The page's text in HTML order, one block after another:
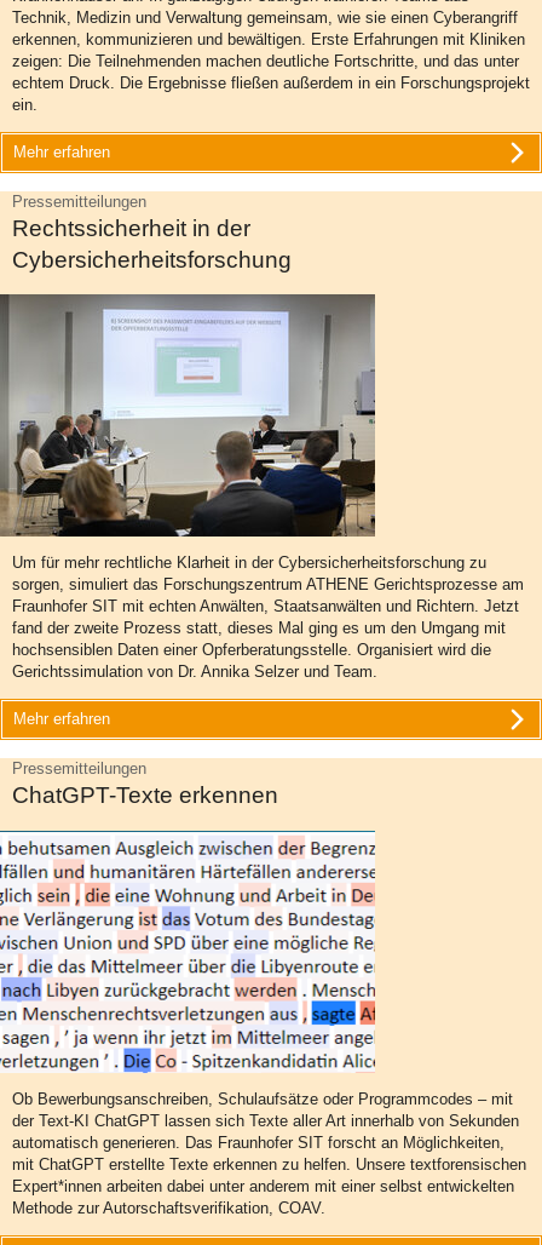
Technik, Medizin und Verwaltung gemeinsam, wie sie einen Cyberangriff
erkennen, kommunizieren und bewältigen. Erste Erfahrungen mit Kliniken
zeigen: Die Teilnehmenden machen deutliche Fortschritte, und das unter
echtem Druck. Die Ergebnisse fließen außerdem in ein Forschungsprojekt
ein.
Mehr erfahren
Pressemitteilungen
Rechtssicherheit in der
Cybersicherheitsforschung
Um für mehr rechtliche Klarheit in der Cybersicherheitsforschung zu
sorgen, simuliert das Forschungszentrum ATHENE Gerichtsprozesse am
Fraunhofer SIT mit echten Anwälten, Staatsanwälten und Richtern. Jetzt
fand der zweite Prozess statt, dieses Mal ging es um den Umgang mit
hochsensiblen Daten einer Opferberatungsstelle. Organisiert wird die
Gerichtssimulation von Dr. Annika Selzer und Team.
Mehr erfahren
Pressemitteilungen
ChatGPT-Texte erkennen
Ob Bewerbungsanschreiben, Schulaufsätze oder Programmcodes – mit
der Text-KI ChatGPT lassen sich Texte aller Art innerhalb von Sekunden
automatisch generieren. Das Fraunhofer SIT forscht an Möglichkeiten,
mit ChatGPT erstellte Texte erkennen zu helfen. Unsere textforensischen
Expert*innen arbeiten dabei unter anderem mit einer selbst entwickelten
Methode zur Autorschaftsverifikation, COAV.